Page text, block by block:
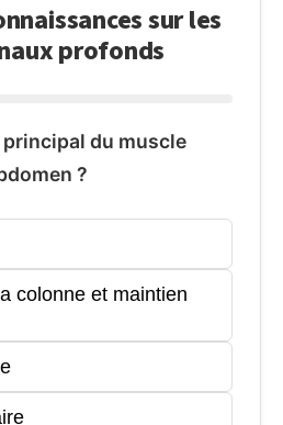
sur les
profonds
principal du muscle
?
colonne et maintien